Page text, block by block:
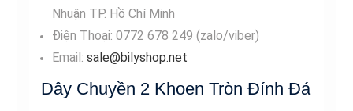
Nhuận TP. Hồ Chí Minh
Điện Thoại: 0772 678 249 (zalo/viber)
Email: sale@bilyshop.net
Dây Chuyền 2 Khoen Tròn Đính Đá